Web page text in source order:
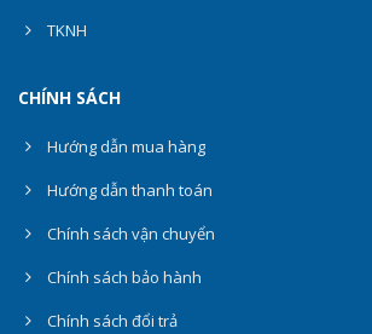
TKNH
CHÍNH SÁCH
Hướng dẫn mua hàng
Hướng dẫn thanh toán
Chính sách vận chuyển
Chính sách bảo hành
Chính sách đổi trả